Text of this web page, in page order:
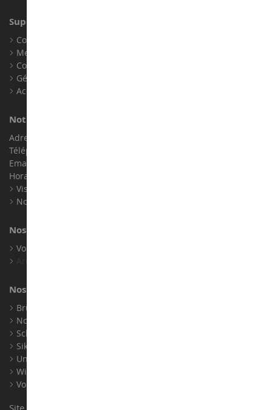
Support client
Conditions générales de ventes
Mentions légales
Contact
Gérer les cookies
Accessibilité : non conforme
Notre magasin de miniatures
Adresse : ZA LE Chemin, 61800 Montsecret
Téléphone :
Email :
Horaires : Du lundi au Samedi / 9h-18h
Visite virtuelle
Nos expositions
Nos marques
Voir toutes nos marques
Nos fabricants
Bruder
Norev
Schuco
Siku
Universal Hobbies
Wiking
Voir tous nos fabricants